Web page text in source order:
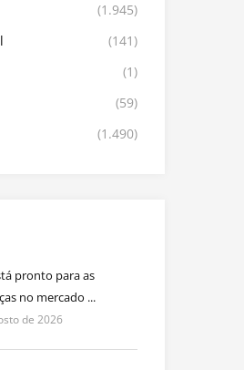
(1.945)
(141)
(1)
(59)
(1.490)
pronto para as
no mercado ...
de 2026